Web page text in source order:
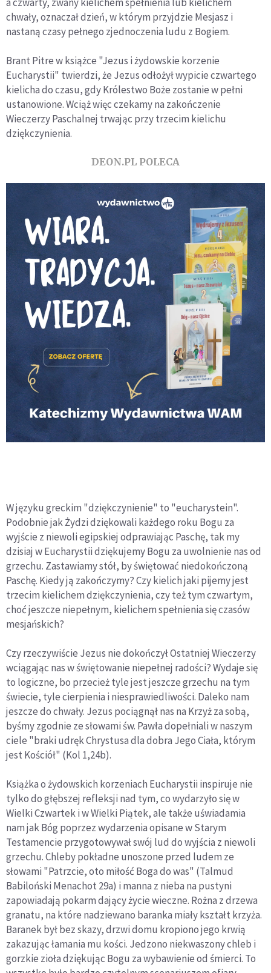
chwały, oznaczał dzień, w którym przyjdzie Mesjasz i
nastaną czasy pełnego zjednoczenia ludu z Bogiem.
Brant Pitre w książce "Jezus i żydowskie korzenie
Eucharystii" twierdzi, że Jezus odłożył wypicie czwartego
kielicha do czasu, gdy Królestwo Boże zostanie w pełni
ustanowione. Wciąż więc czekamy na zakończenie
Wieczerzy Paschalnej trwając przy trzecim kielichu
dziękczynienia.
DEON.PL POLECA
W języku greckim "dziękczynienie" to "eucharystein".
Podobnie jak Żydzi dziękowali każdego roku Bogu za
wyjście z niewoli egipskiej odprawiając Paschę, tak my
dzisiaj w Eucharystii dziękujemy Bogu za uwolnienie nas od
grzechu. Zastawiamy stół, by świętować niedokończoną
Paschę. Kiedy ją zakończymy? Czy kielich jaki pijemy jest
trzecim kielichem dziękczynienia, czy też tym czwartym,
choć jeszcze niepełnym, kielichem spełnienia się czasów
mesjańskich?
Czy rzeczywiście Jezus nie dokończył Ostatniej Wieczerzy
wciągając nas w świętowanie niepełnej radości? Wydaje się
to logiczne, bo przecież tyle jest jeszcze grzechu na tym
świecie, tyle cierpienia i niesprawiedliwości. Daleko nam
jeszcze do chwały. Jezus pociągnął nas na Krzyż za sobą,
byśmy zgodnie ze słowami św. Pawła dopełniali w naszym
ciele "braki udręk Chrystusa dla dobra Jego Ciała, którym
jest Kościół" (Kol 1,24b).
Książka o żydowskich korzeniach Eucharystii inspiruje nie
tylko do głębszej refleksji nad tym, co wydarzyło się w
Wielki Czwartek i w Wielki Piątek, ale także uświadamia
nam jak Bóg poprzez wydarzenia opisane w Starym
Testamencie przygotowywał swój lud do wyjścia z niewoli
grzechu. Chleby pokładne unoszone przed ludem ze
słowami "Patrzcie, oto miłość Boga do was" (Talmud
Babiloński Menachot 29a) i manna z nieba na pustyni
zapowiadają pokarm dający życie wieczne. Rożna z drzewa
granatu, na które nadziewano baranka miały kształt krzyża.
Baranek był bez skazy, drzwi domu kropiono jego krwią
zakazując łamania mu kości. Jedzono niekwaszony chleb i
gorzkie zioła dziękując Bogu za wybawienie od śmierci. To